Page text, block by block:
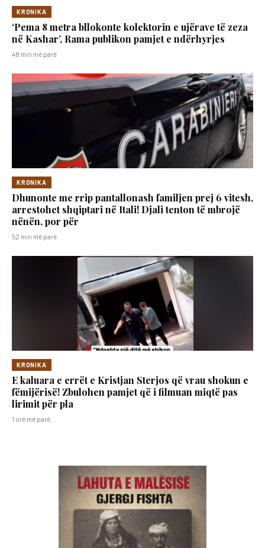
KRONIKA
‘Pema 8 metra bllokonte kolektorin e ujërave të zeza
në Kashar’, Rama publikon pamjet e ndërhyrjes
48 min më parë
KRONIKA
Dhunonte me rrip pantallonash familjen prej 6 vitesh,
arrestohet shqiptari në Itali! Djali tenton të mbrojë
nënën, por për
52 min më parë
KRONIKA
E kaluara e errët e Kristjan Sterjos që vrau shokun e
fëmijërisë! Zbulohen pamjet që i filmuan miqtë pas
lirimit për pla
1 orë më parë